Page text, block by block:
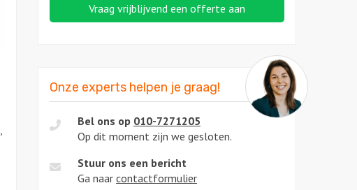
Vraag vrijblijvend een offerte aan
Onze experts helpen je graag!
Bel ons op 010-7271205
Op dit moment zijn we gesloten.
Stuur ons een bericht
Ga naar contactformulier